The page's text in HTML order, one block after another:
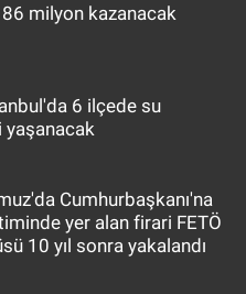
milyon kazanacak
6 ilçede su
yaşanacak
Cumhurbaşkanı'na
yer alan firari FETÖ
10 yıl sonra yakalandı